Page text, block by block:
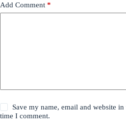
Add Comment *
Save my name, email and website
time I comment.